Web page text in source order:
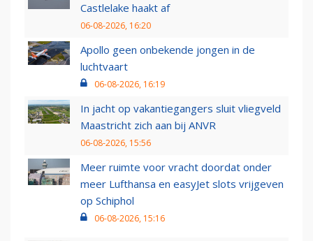
Castlelake haakt af
06-08-2026, 16:20
Apollo geen onbekende jongen in de
luchtvaart
06-08-2026, 16:19
In jacht op vakantiegangers sluit vliegveld
Maastricht zich aan bij ANVR
06-08-2026, 15:56
Meer ruimte voor vracht doordat onder
meer Lufthansa en easyJet slots vrijgeven
op Schiphol
06-08-2026, 15:16